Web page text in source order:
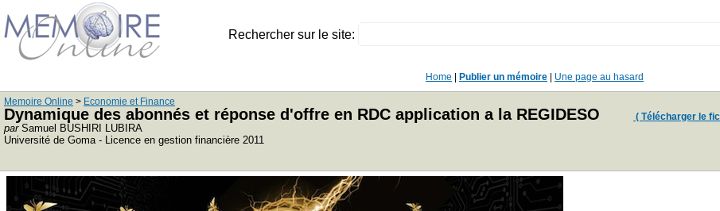
Rechercher sur le site:
Home Publier un mémoire Une page au hasard
Memoire Online > Economie et Finance
Dynamique des abonnés et réponse d'offre en RDC application a la REGIDESO ( Télécharger le
parSamuel BUSHIRI LUBIRA
Université de Goma - Licence en gestion financière 2011